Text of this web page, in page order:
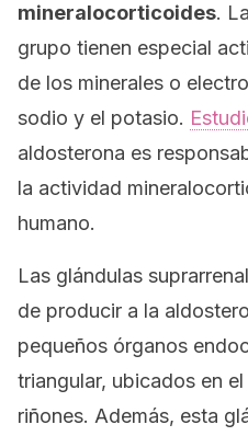
mineralocorticoides.
grupo tienen especial
de los minerales o
sodio y el potasio.
aldosterona es
la actividad
humano.
Las glándulas
de producir a la
pequeños órganos
triangular, ubicados en
riñones. Además, esta